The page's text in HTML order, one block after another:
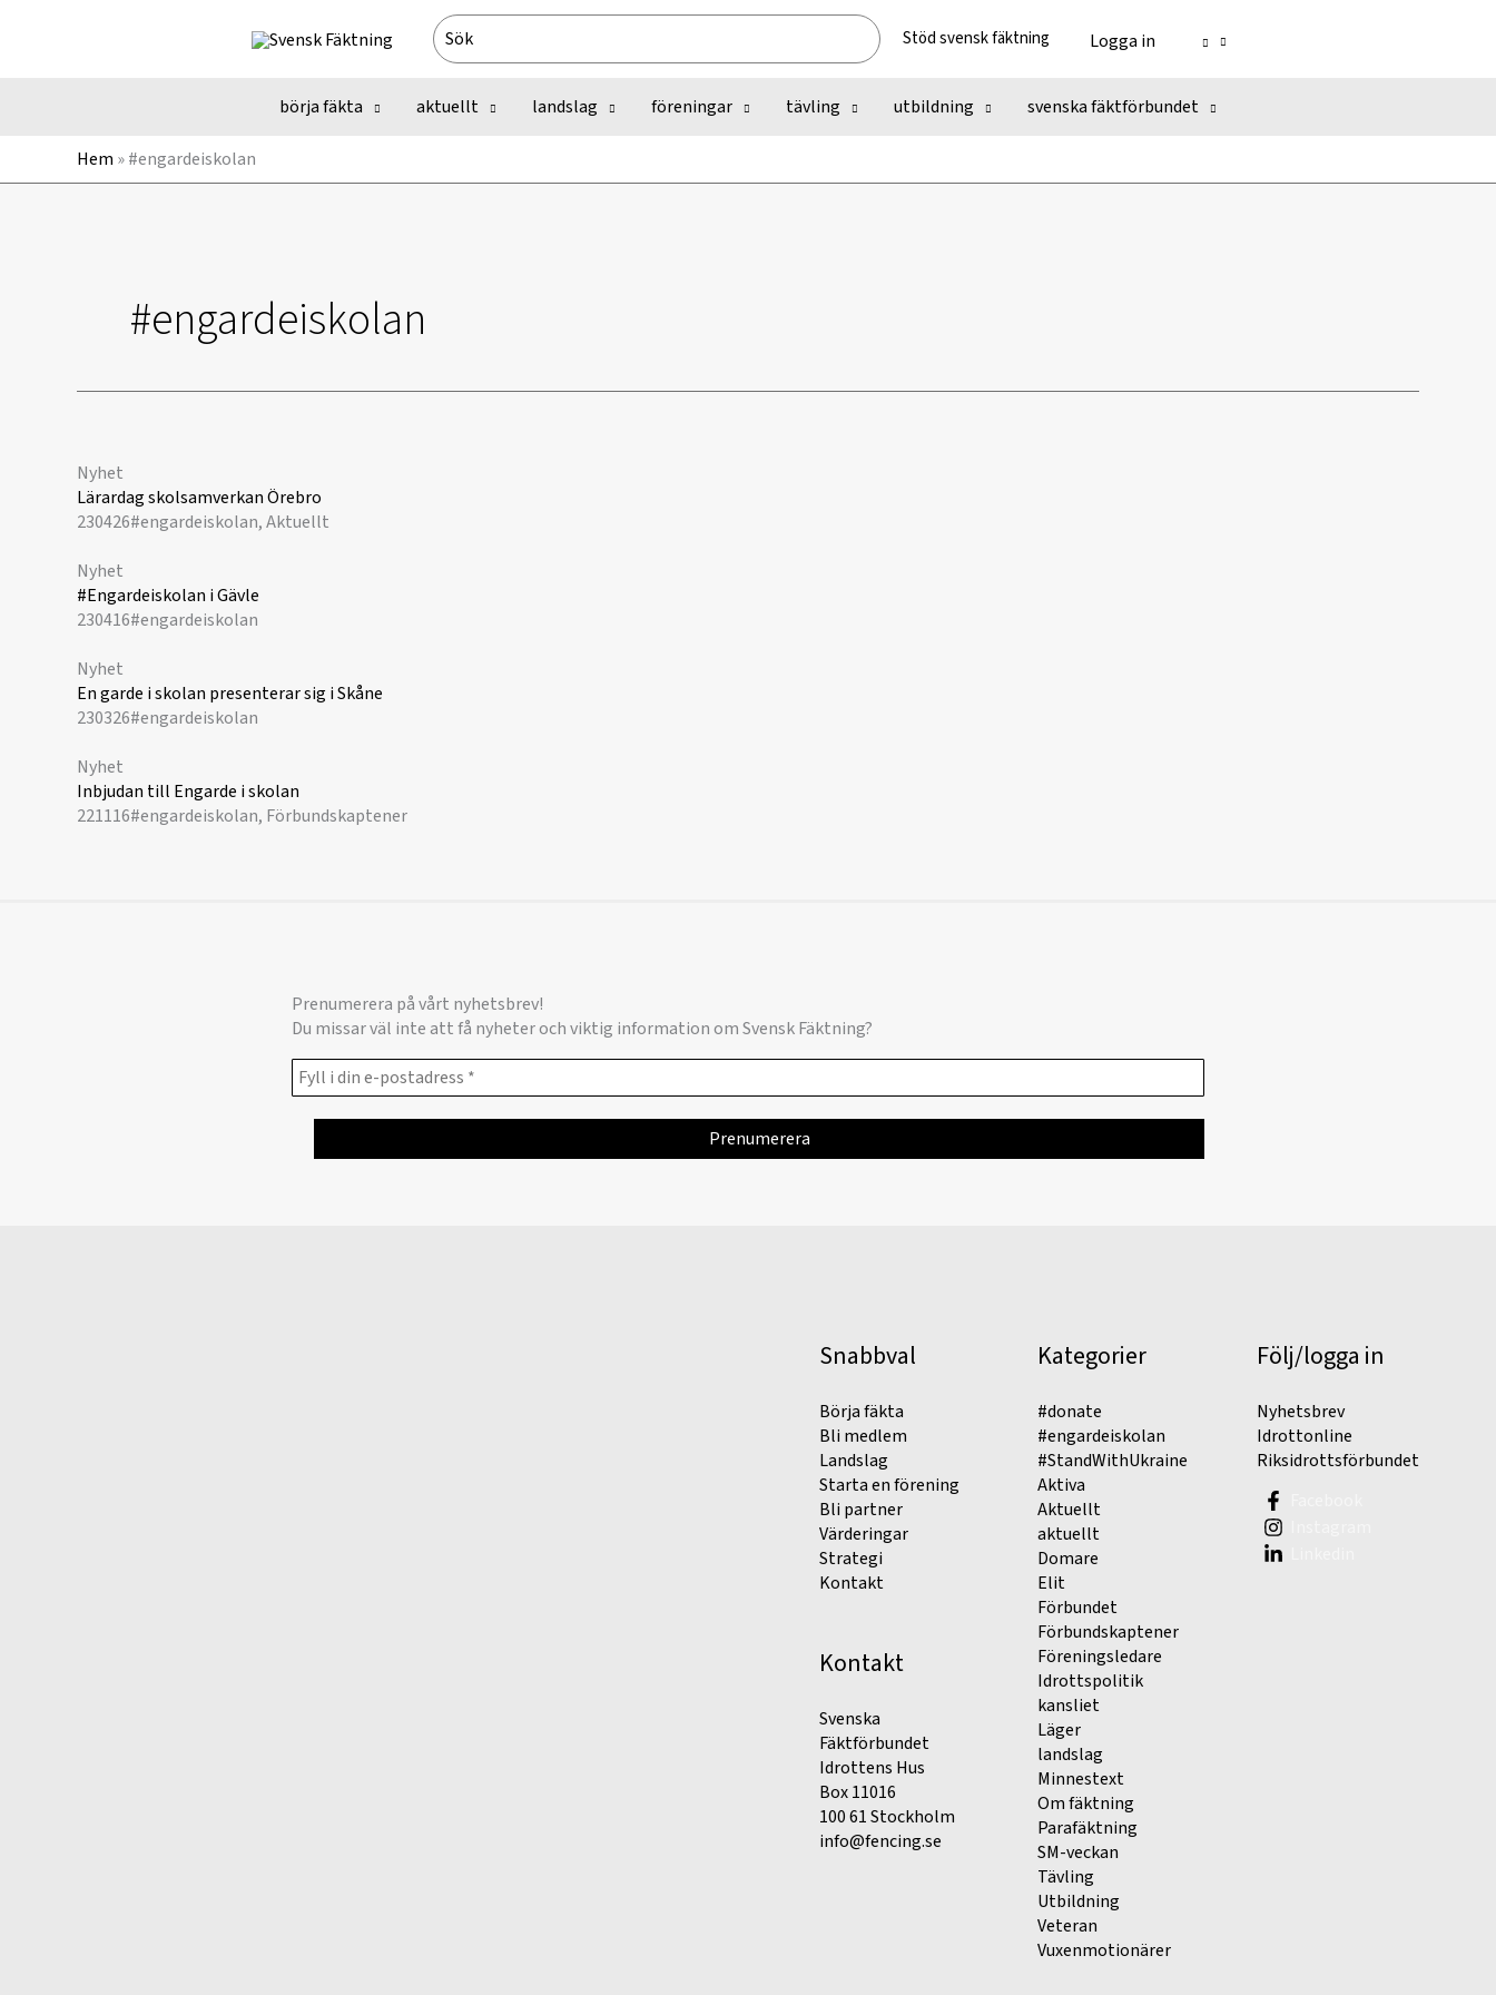
Search
for:
Stöd svensk fäktning Logga in
börja fäkta aktuellt landslag föreningar tävling utbildning svenska fäktförbundet
Hem »#engardeiskolan
#engardeiskolan
Nyhet
Lärardag skolsamverkan Örebro
230426#engardeiskolan, Aktuellt
Nyhet
#Engardeiskolan i Gävle
230416#engardeiskolan
Nyhet
En garde i skolan presenterar sig i Skåne
230326#engardeiskolan
Nyhet
Inbjudan till Engarde i skolan
221116#engardeiskolan, Förbundskaptener
Prenumerera på vårt nyhetsbrev!
Du missar väl inte att få nyheter och viktig information om Svensk Fäktning?
Snabbval
Börja fäkta
Bli medlem
Landslag
Starta en förening
Bli partner
Värderingar
Strategi
Kontakt
Kontakt
Svenska
Fäktförbundet
Idrottens Hus
Box 11016
100 61 Stockholm
info@fencing.se
Kategorier
#donate
#engardeiskolan
#StandWithUkraine
Aktiva
Aktuellt
aktuellt
Domare
Elit
Förbundet
Förbundskaptener
Föreningsledare
Idrottspolitik
kansliet
Läger
landslag
Minnestext
Om fäktning
Parafäktning
SM-veckan
Tävling
Utbildning
Veteran
Vuxenmotionärer
Följ/logga in
Nyhetsbrev
Idrottonline
Riksidrottsförbundet